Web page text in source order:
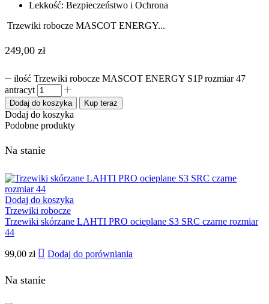
Lekkość: Bezpieczeństwo i Ochrona
Trzewiki robocze MASCOT ENERGY...
249,00 zł
ilość Trzewiki robocze MASCOT ENERGY S1P rozmiar 47
antracyt
Dodaj do koszyka Kup teraz
Dodaj do koszyka
Podobne produkty
Na stanie
Dodaj do koszyka
Trzewiki robocze
Trzewiki skórzane LAHTI PRO ocieplane S3 SRC czarne rozmiar
44
99,00 zł Dodaj do porówniania
Na stanie